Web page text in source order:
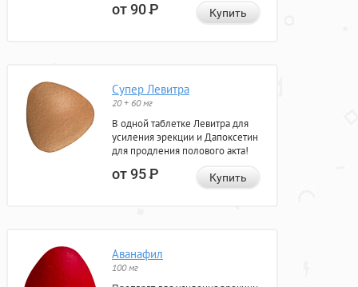
от 90Р Купить
Супер Левитра
20 + 60 мг
В одной таблетке Левитра для
усиления эрекции и Дапоксетин
для продления полового акта!
от 95Р Купить
Аванафил
100 мг